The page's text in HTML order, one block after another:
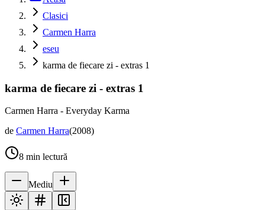
Clasici
Carmen Harra
eseu
karma de fiecare zi - extras 1
karma de fiecare zi - extras 1
Carmen Harra - Everyday Karma
de Carmen Harra(2008)
8 min lectură
Mediu